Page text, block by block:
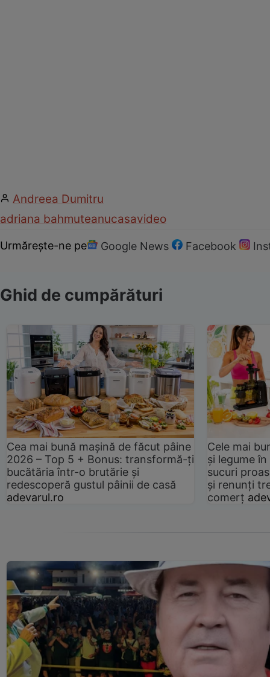
Andreea Dumitru
adriana bahmuteanucasavideo
Urmărește-ne pe Google News Facebook
Ghid de cumpărături
Cea mai bună mașină de făcut pâine
2026 – Top 5 + Bonus: transformă-ți
bucătăria într-o brutărie și
redescoperă gustul pâinii de casă
adevarul.ro
Cele mai
și legume
sucuri
și renunți
comerț